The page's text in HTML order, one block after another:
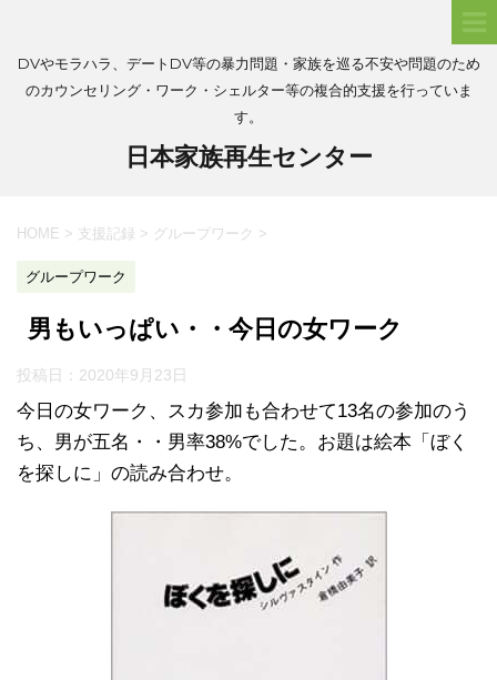
DVやモラハラ、デートDV等の暴力問題・家族を巡る不安や問題のため
のカウンセリング・ワーク・シェルター等の複合的支援を行っていま
す。
日本家族再生センター
HOME > 支援記録 > グループワーク >
グループワーク
男もいっぱい・・今日の女ワーク
投稿日： 2020年9月23日
今日の女ワーク、スカ参加も合わせて13名の参加のう
ち、男が五名・・男率38%でした。お題は絵本「ぼく
を探しに」の読み合わせ。